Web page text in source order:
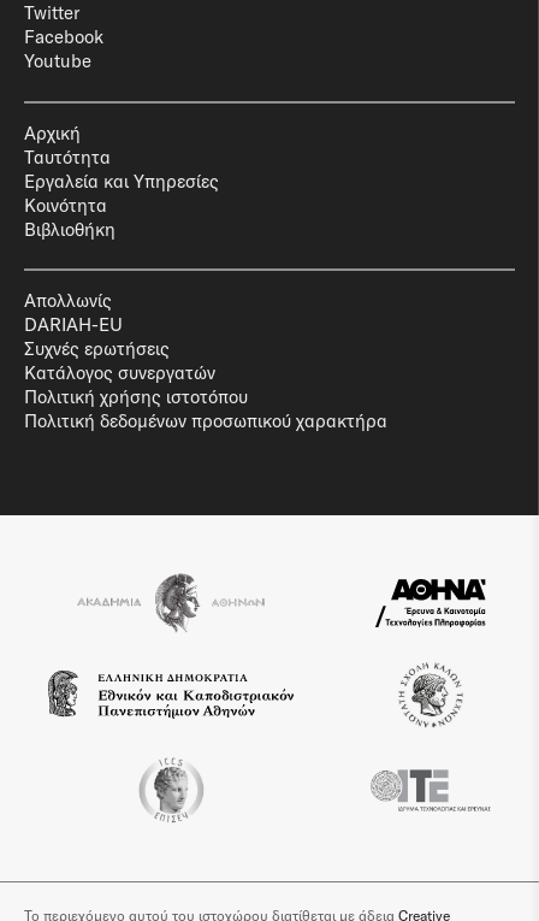
Twitter
Facebook
Youtube
Αρχική
Ταυτότητα
Εργαλεία και Υπηρεσίες
Κοινότητα
Βιβλιοθήκη
Απολλωνίς
DARIAH-EU
Συχνές ερωτήσεις
Κατάλογος συνεργατών
Πολιτική χρήσης ιστοτόπου
Πολιτική δεδομένων προσωπικού χαρακτήρα
Το περιεχόμενο αυτού του ιστοχώρου διατίθεται με άδεια Creative